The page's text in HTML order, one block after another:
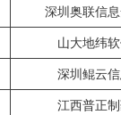
深圳奥联信
山大地纬
深圳鲲云
江西普正